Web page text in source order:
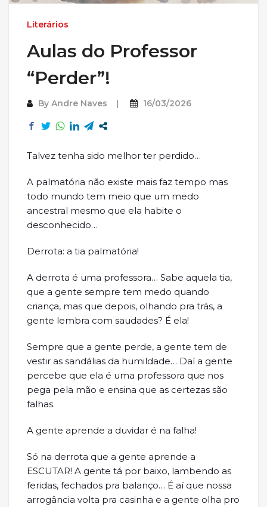
Literários
Aulas do Professor
“Perder”!
By Andre Naves 16/03/2026
Talvez tenha sido melhor ter perdido…
A palmatória não existe mais faz tempo mas
todo mundo tem meio que um medo
ancestral mesmo que ela habite o
desconhecido…
Derrota: a tia palmatória!
A derrota é uma professora… Sabe aquela tia,
que a gente sempre tem medo quando
criança, mas que depois, olhando pra trás, a
gente lembra com saudades? É ela!
Sempre que a gente perde, a gente tem de
vestir as sandálias da humildade… Daí a gente
percebe que ela é uma professora que nos
pega pela mão e ensina que as certezas são
falhas.
A gente aprende a duvidar é na falha!
Só na derrota que a gente aprende a
ESCUTAR! A gente tá por baixo, lambendo as
feridas, fechados pra balanço… É aí que nossa
arrogância volta pra casinha e a gente olha pro